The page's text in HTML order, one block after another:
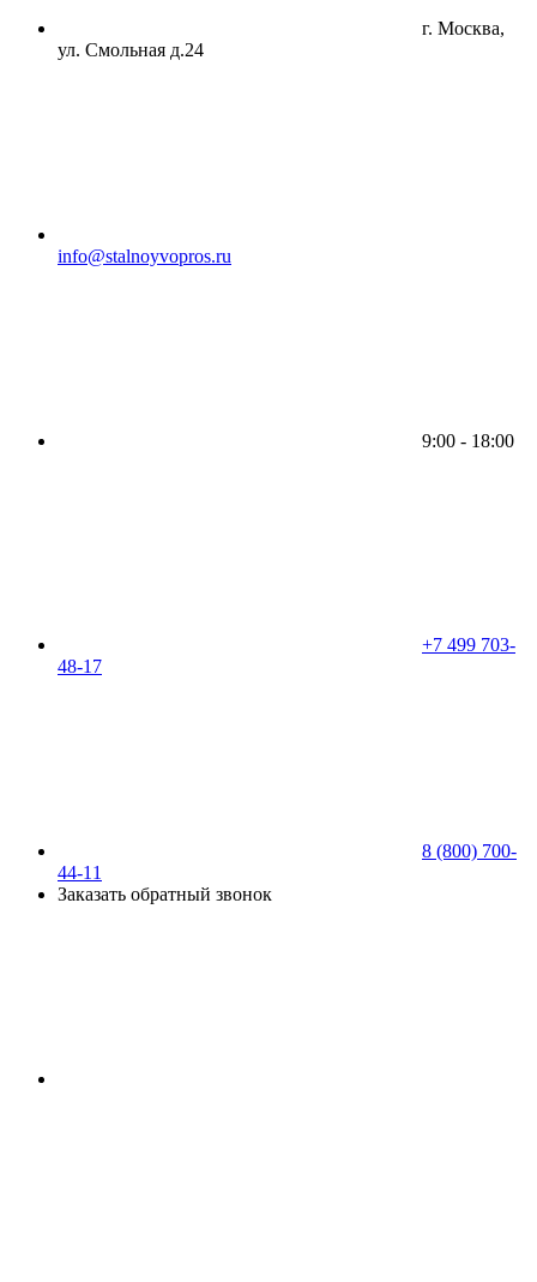
г. Москва,
ул. Смольная д.24
info@stalnoyvopros.ru
9:00 - 18:00
+7 499 703-
48-17
8 (800) 700-
44-11
Заказать обратный звонок